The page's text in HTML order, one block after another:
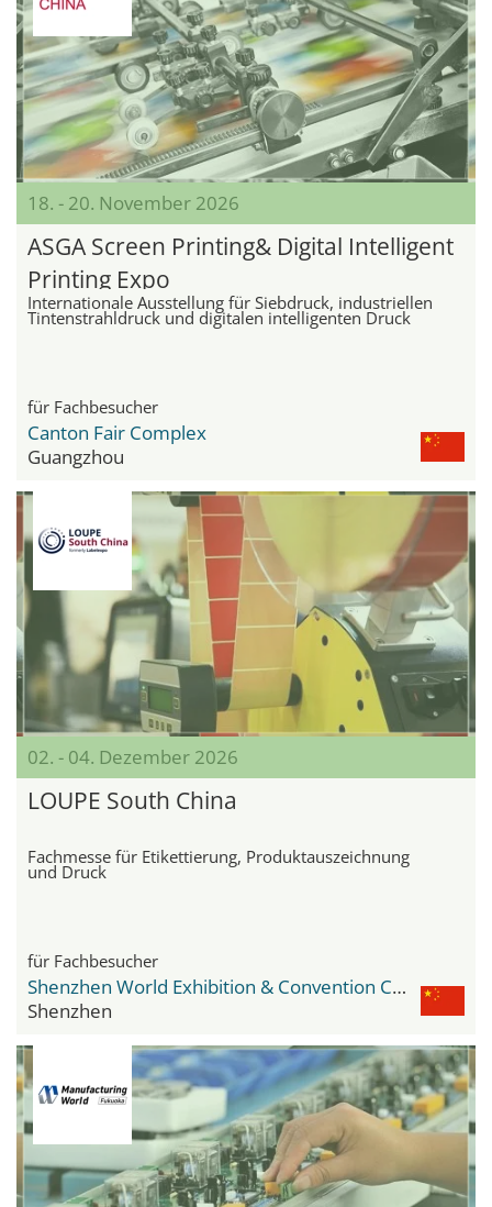
18. - 20. November 2026
ASGA Screen Printing& Digital Intelligent
Printing Expo
Internationale Ausstellung für Siebdruck, industriellen
Tintenstrahldruck und digitalen intelligenten Druck
für Fachbesucher
Canton Fair Complex
Guangzhou
02. - 04. Dezember 2026
LOUPE South China
Fachmesse für Etikettierung, Produktauszeichnung
und Druck
für Fachbesucher
Shenzhen World Exhibition & Convention Center
Shenzhen